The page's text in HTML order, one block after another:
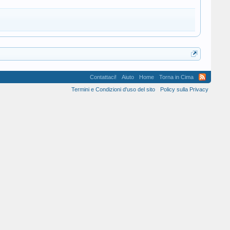
Contattaci! Aiuto Home
Torna in Cima
Termini e Condizioni d'uso del sito
Policy sulla Privacy